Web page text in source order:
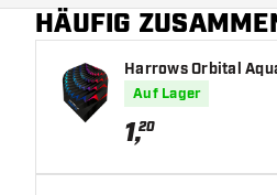
HÄUFIG
Harrows Orbital
Auf Lager
1,20